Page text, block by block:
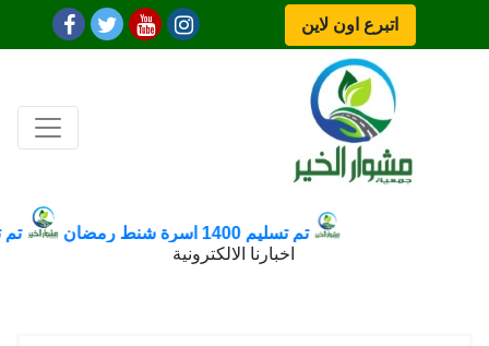
اتبرع اون لاين
تم تسليم 1400 اسرة شنط رمضان تم
تم عمل 20 وصلة مياة فى قرية بنى عبيد بالمنصورة بتاريخ 20-10-2020
اخبارنا الالكترونية